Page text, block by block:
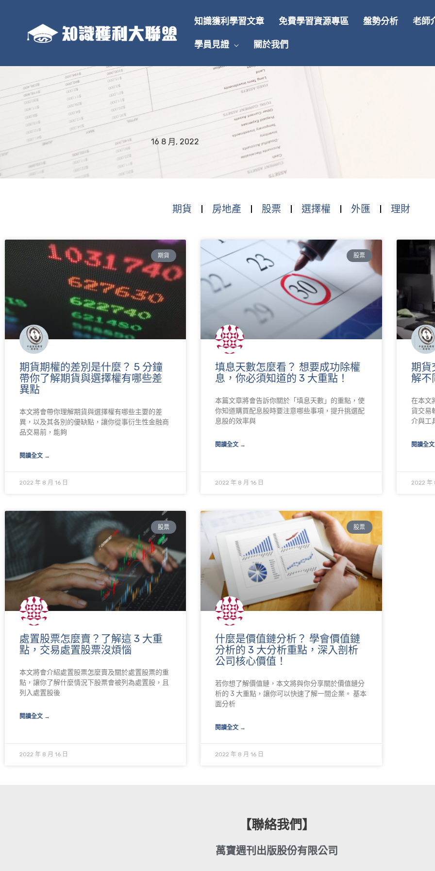
知識獲利學習文章 免費學習資源專區 盤勢分析 老師
學員見證 關於我們
16 8 月, 2022
期貨 房地產 股票 選擇權 外匯 理財
期貨
期貨期權的差別是什麼？ 5 分鐘
帶你了解期貨與選擇權有哪些差
異點
本文將會帶你理解期貨與選擇權有哪些主要的差
異，以及其各別的優缺點，讓你從事衍生性金融商
品交易前，能夠
閱讀全文 →
2022 年 8 月 16 日
股票
填息天數怎麼看？ 想要成功除權
息，你必須知道的 3 大重點！
本篇文章將會告訴你關於「填息天數」的重點，使
你知道購買配息股時要注意哪些事項，提升挑選配
息股的效率與
閱讀全文 →
2022 年 8 月 16 日
期貨
解不
在本文
貨交易
介與工
閱讀全
2022 年
股票
處置股票怎麼賣？了解這 3 大重
點，交易處置股票沒煩惱
本文將會介紹處置股票怎麼賣及關於處置股票的重
點，讓你了解什麼情況下股票會被列為處置股，且
列入處置股後
閱讀全文 →
2022 年 8 月 16 日
股票
什麼是價值鏈分析？ 學會價值鏈
分析的 3 大分析重點，深入剖析
公司核心價值！
若你想了解價值鏈，本文將與你分享關於價值鏈分
析的 3 大重點，讓你可以快速了解一間企業。 基本
面分析
閱讀全文 →
2022 年 8 月 16 日
【聯絡我們】
萬寶週刊出版股份有限公司